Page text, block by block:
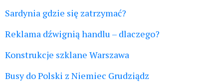
Sardynia gdzie się zatrzymać?
Reklama dźwignią handlu – dlaczego?
Konstrukcje szklane Warszawa
Busy do Polski z Niemiec Grudziądz